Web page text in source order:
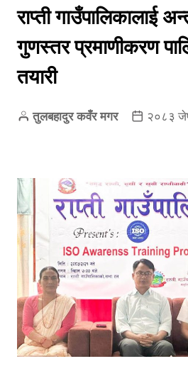
राप्ती गाउँपालिकालाई
गुणस्तर प्रमाणीकरण
तयारी
तुलबहादुर कवँर मगर २०८३